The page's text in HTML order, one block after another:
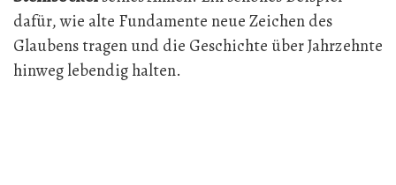
dafür, wie alte Fundamente neue Zeichen des
Glaubens tragen und die Geschichte über Jahrzehnte
hinweg lebendig halten.